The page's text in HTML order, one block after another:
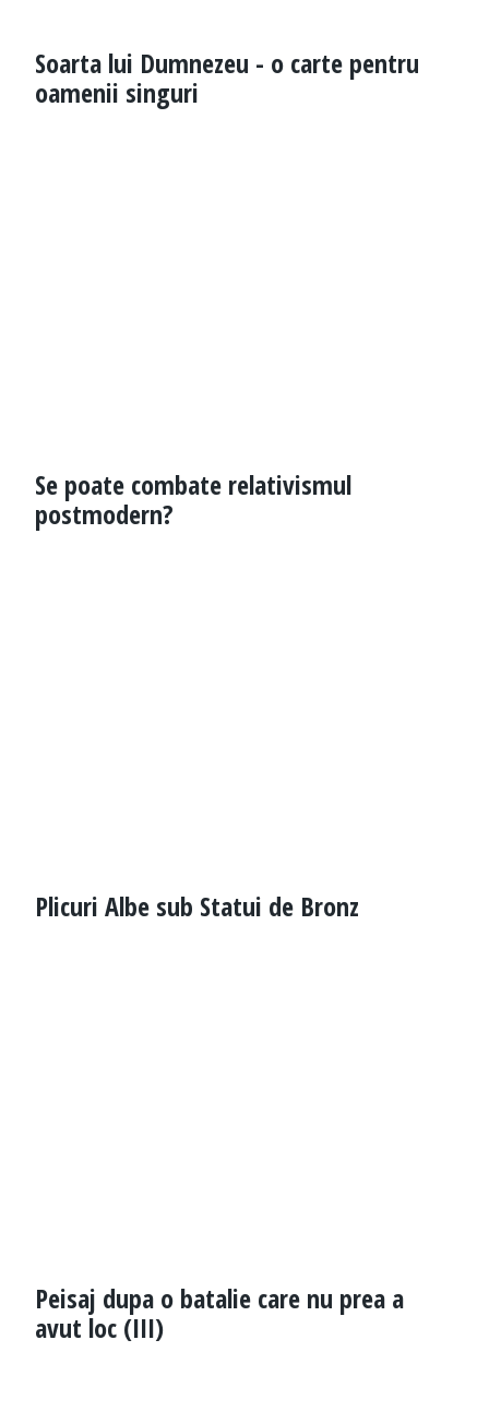
Soarta lui Dumnezeu - o carte pentru
oamenii singuri
Se poate combate relativismul
postmodern?
Plicuri Albe sub Statui de Bronz
Peisaj dupa o batalie care nu prea a
avut loc (III)